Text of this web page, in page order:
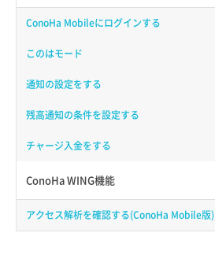
ConoHa Mobileにログインする
このはモード
通知の設定をする
残高通知の条件を設定する
チャージ入金をする
ConoHa WING機能
アクセス解析を確認する(ConoHa Mobile版)